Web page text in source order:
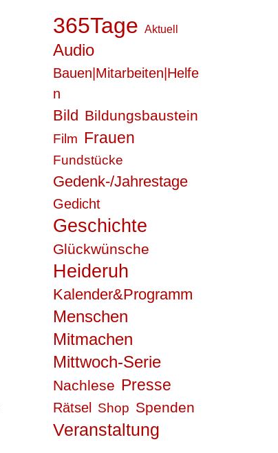
365Tage Aktuell
Audio
Bauen|Mitarbeiten|Helfe
n
Bild Bildungsbaustein
Film Frauen
Fundstücke
Gedenk-/Jahrestage
Gedicht
Geschichte
Glückwünsche
Heideruh
Kalender&Programm
Menschen
Mitmachen
Mittwoch-Serie
Nachlese Presse
Rätsel Shop Spenden
Veranstaltung